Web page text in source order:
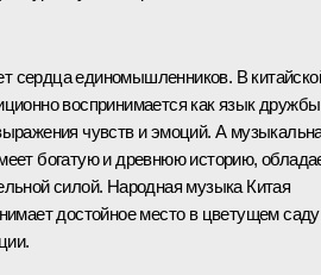
сердца единомышленников. В
воспринимается как язык
чувств и эмоций. А
богатую и древнюю историю,
силой. Народная музыка Китая
достойное место в цветущем саду